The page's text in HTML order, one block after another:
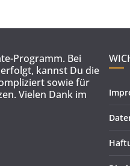
Programm. Bei
kannst Du die
sowie für
Vielen Dank im